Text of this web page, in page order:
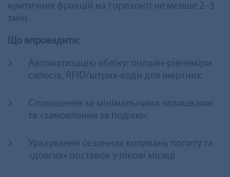
критичних фракцій на горизонті не менше 2–3
змін.
Що впровадити:
Автоматизацію обліку: онлайн-рівнеміри
силосів, RFID/штрих-коди для інертних.
Сповіщення за мінімальними залишками
та «замовлення за подією».
Урахування сезонних коливань попиту та
«довгих» поставок у пікові місяці.